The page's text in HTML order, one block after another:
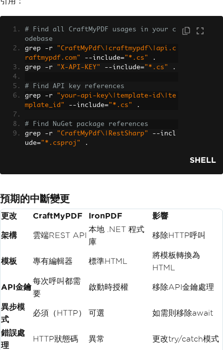
# Find all CraftMyPDF usages in your c
odebase
grep -r
"CraftMyPdf\|craftmypdf\|api.c
raftmypdf.com"
--include="*.cs"
.
grep -r "X-API-KEY" --include="*.cs" .
# Find API key references
grep -r
"your-api-key\|template-id\|te
mplate_id"
--include="*.cs" .
# Find NuGet package references
grep -r "CraftMyPdf\|RestSharp" --incl
ude="*.csproj" .
SHELL
預期的中斷變更
更改 CraftMyPDF IronPDF 影響
架構 雲端REST API
本地 .NET 程式
庫
移除HTTP呼叫
模板 專有編輯器 標準HTML
將模板轉換為
HTML
API金鑰
每次呼叫都需
要
啟動時授權 移除API金鑰處理
異步模
式
必須（HTTP） 可選 如需則移除await
錯誤處
理
HTTP狀態碼 異常 更改try/catch模式